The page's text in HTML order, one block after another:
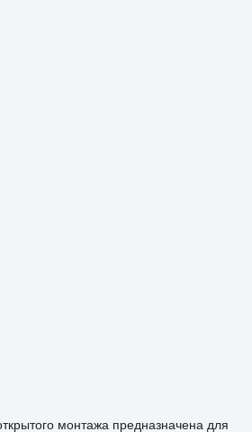
монтажа предназначена для